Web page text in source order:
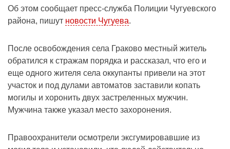
Об этом сообщает пресс-служба Полиции Чугуевского
района, пишут новости Чугуева.
После освобождения села Граково местный житель
обратился к стражам порядка и рассказал, что его и
еще одного жителя села оккупанты привели на этот
участок и под дулами автоматов заставили копать
могилы и хоронить двух застреленных мужчин.
Мужчина также указал место захоронения.
Правоохранители осмотрели эксгумировавшие из